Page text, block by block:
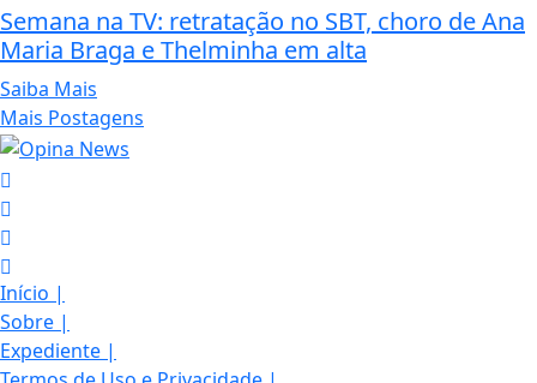
Semana na TV: retratação no SBT, choro de Ana
Maria Braga e Thelminha em alta
Saiba Mais
Mais Postagens
Início |
Sobre |
Expediente |